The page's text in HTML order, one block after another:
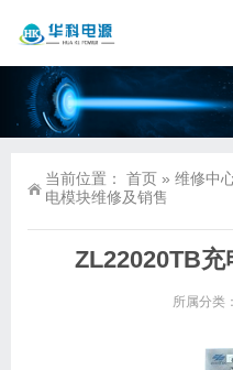
当前位置： 首页 » 维修中
电模块维修及销售
ZL22020TB充
所属分类：